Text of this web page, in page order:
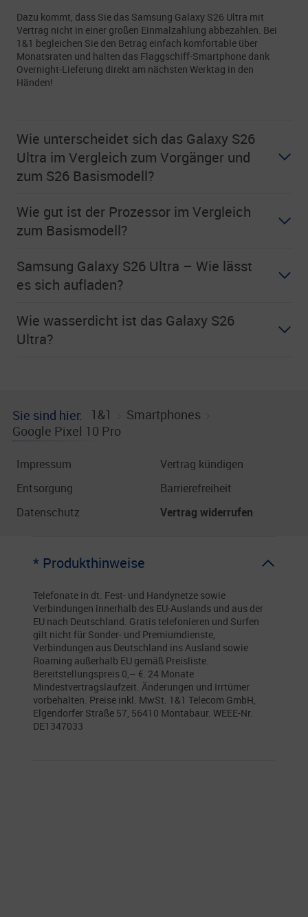
Dazu kommt, dass Sie das Samsung Galaxy S26 Ultra mit
Vertrag nicht in einer großen Einmalzahlung abbezahlen. Bei
1&1 begleichen Sie den Betrag einfach komfortable über
Monatsraten und halten das Flaggschiff-Smartphone dank
Overnight-Lieferung direkt am nächsten Werktag in den
Händen!
Wie unterscheidet sich das Galaxy S26
Ultra im Vergleich zum Vorgänger und
zum S26 Basismodell?
Wie gut ist der Prozessor im Vergleich
zum Basismodell?
Samsung Galaxy S26 Ultra – Wie lässt
es sich aufladen?
Wie wasserdicht ist das Galaxy S26
Ultra?
Sie sind hier 1&1
Smartphones
Google Pixel 10 Pro
Impressum
Entsorgung
Datenschutz
Vertrag kündigen
Barrierefreiheit
Vertrag widerrufen